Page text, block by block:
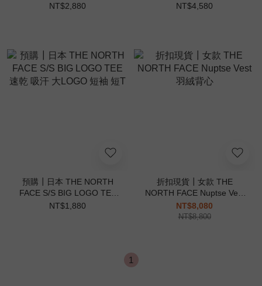
STEADY TEE 寬鬆 胸前小
NT$2,880
防潑水 拼接 襯衫
NT$4,580
預購┃日本 THE NORTH
FACE S/S BIG LOGO TEE
速乾 吸汗 大LOGO 短袖 短
NT$1,880
折扣現貨┃女款 THE
NORTH FACE Nuptse Vest
羽絨背心
NT$8,080
NT$8,800
1